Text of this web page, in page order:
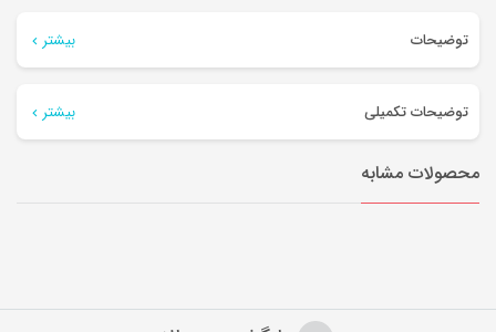
توضیحات بیشتر
کتاب سنجاب ترسو درباره ی سنجابی ست که هیچ وقت به کنار دریا نمی رود
.
او دلش نمی خواهد جانش را به خطر بیندازد و جایی برود که دور و برش پر
توضیحات تکمیلی بیشتر
ناشر
محصولات مشابه